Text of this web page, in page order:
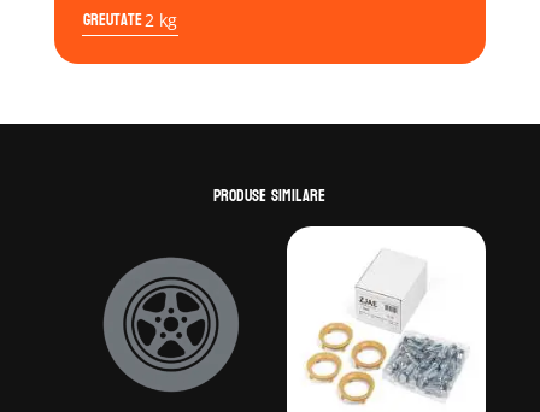
30mm
Greutate2 kg
Produse similare